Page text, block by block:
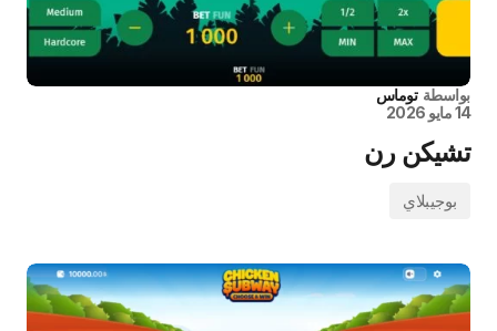
بواسطة توماس
14 مايو 2026
تشيكن رن
بوجيبلاي